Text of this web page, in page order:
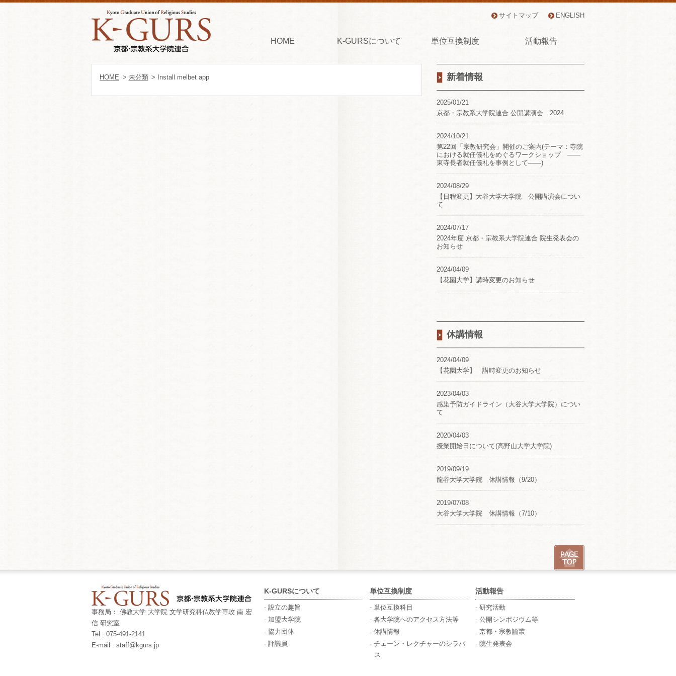
サイトマップ ENGLISH
HOME K-GURSについて 単位互換制度 活動報告
新着情報
2025/01/21
京都・宗教系大学院連合 公開講演会 2024
2024/10/21
第22回「宗教研究会」開催のご案内(テーマ：寺院
における就任儀礼をめぐるワークショップ ――
東寺長者就任儀礼を事例として――)
2024/08/29
【日程変更】大谷大学大学院 公開講演会につい
て
2024/07/17
2024年度 京都・宗教系大学院連合 院生発表会の
お知らせ
2024/04/09
【花園大学】講時変更のお知らせ
休講情報
2024/04/09
【花園大学】 講時変更のお知らせ
2023/04/03
感染予防ガイドライン（大谷大学大学院）につい
て
2020/04/03
授業開始日について(高野山大学大学院)
2019/09/19
龍谷大学大学院 休講情報（9/20）
2019/07/08
大谷大学大学院 休講情報（7/10）
HOME > 未分類 > Install melbet app
事務局： 佛教大学 大学院 文学研究科仏教学専攻 南 宏
信 研究室
Tel : 075-491-2141
E-mail : staff@kgurs.jp
K-GURSについて
- 設立の趣旨
- 加盟大学院
- 協力団体
- 評議員
単位互換制度
- 単位互換科目
- 各大学院へのアクセス方法等
- 休講情報
- チェーン・レクチャーのシラバ
ス
活動報告
- 研究活動
- 公開シンポジウム等
- 京都・宗教論叢
- 院生発表会